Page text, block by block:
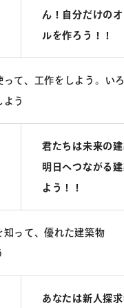
ん！自分だけの
ルを作ろう！！
て、工作をしよう。い
う
君たちは未来の建
明日へつながる
よう！！
って、優れた建築物
あなたは新人探